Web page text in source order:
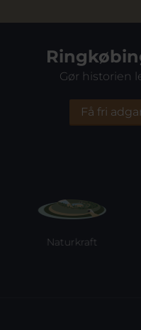
Gør historien
Få fri
Naturkraft